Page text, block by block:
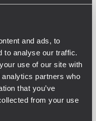
and ads, to
to analyse our traffic.
use of our site with
partners who
that you’ve
from your use